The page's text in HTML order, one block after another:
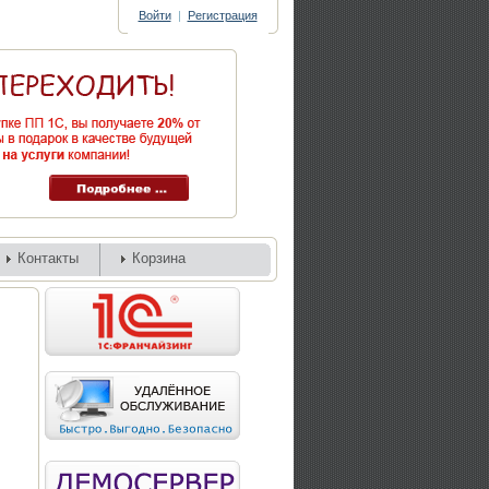
Войти | Регистрация
Контакты Корзина